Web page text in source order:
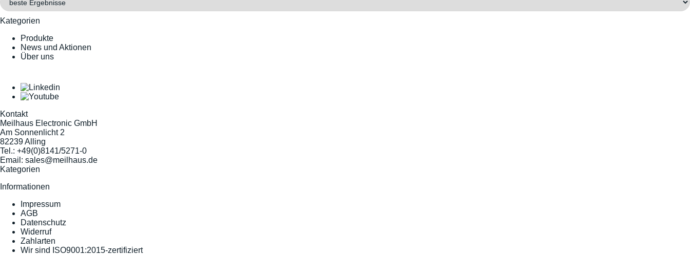
Kategorien
Produkte
News und Aktionen
Über uns
Kontakt
Meilhaus Electronic GmbH
Am Sonnenlicht 2
82239 Alling
Tel.: +49(0)8141/5271-0
Email: sales@meilhaus.de
Kategorien
Informationen
Impressum
AGB
Datenschutz
Widerruf
Zahlarten
Wir sind ISO9001:2015-zertifiziert